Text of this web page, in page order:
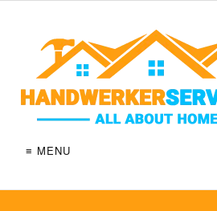
≡ MENU